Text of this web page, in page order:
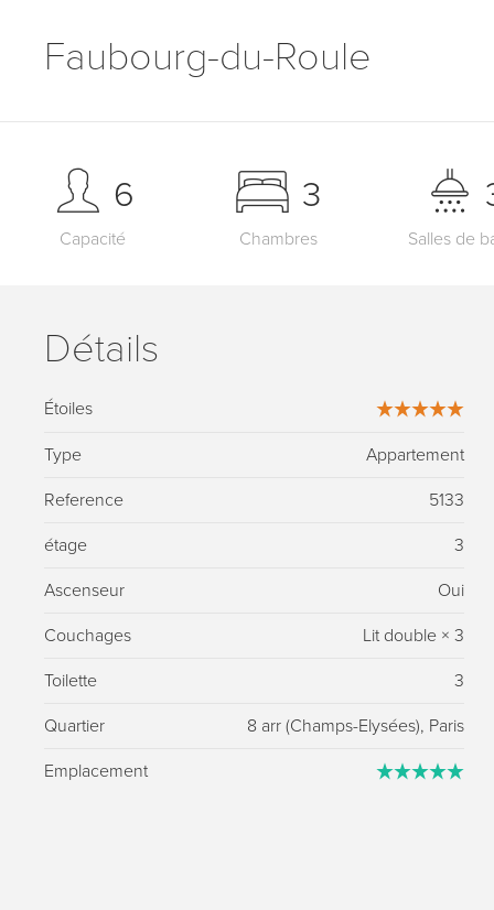
Faubourg-du-Roule
Capacité
6
Chambres
3
Salles de
Détails
Étoiles
Type Appartement
Reference 5133
étage 3
Ascenseur Oui
Couchages Lit double ×3
Toilette 3
Quartier 8 arr (Champs-Elysées), Paris
Emplacement